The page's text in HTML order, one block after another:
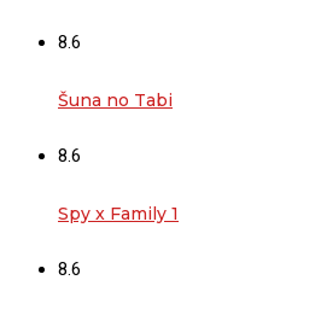
8.6
Šuna no Tabi
8.6
Spy x Family 1
8.6